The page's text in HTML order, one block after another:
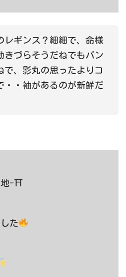
レギンス？細細で、命様
きづらそうだねでもパン
で、影丸の思ったよりコ
・・袖があるのが新鮮だ
地-⛩
た